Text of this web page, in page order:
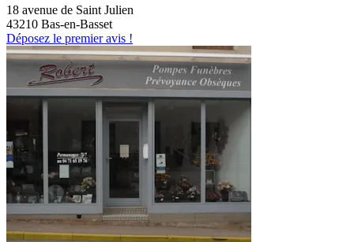
18 avenue de Saint Julien
43210 Bas-en-Basset
Déposez le premier avis !